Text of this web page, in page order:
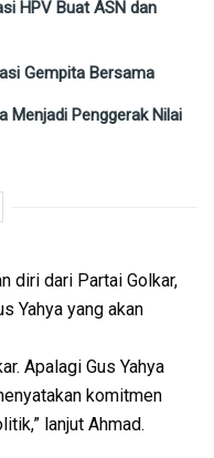
HPV Buat ASN dan
Gempita Bersama
Menjadi Penggerak Nilai
diri dari Partai Golkar,
Yahya yang akan
Apalagi Gus Yahya
komitmen
lanjut Ahmad.